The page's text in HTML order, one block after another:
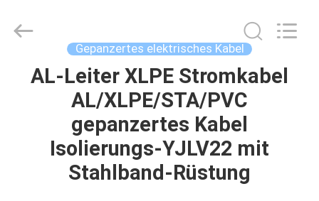
STARTSEITE
PRODUKTE
(Group)
Gepanzertes elektrisches Kabel
AL-Leiter XLPE Stromkabel
AL/XLPE/STA/PVC
gepanzertes Kabel
Isolierungs-YJLV22 mit
Stahlband-Rüstung